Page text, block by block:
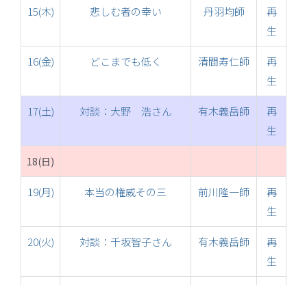
15(木) 悲しむ者の幸い 丹羽均師
再
生
16(金) どこまでも低く 清間寿仁師
再
生
17(土) 対談：大野 浩さん 有木義岳師
再
生
18(日)
19(月) 本当の権威その三 前川隆一師
再
生
20(火) 対談：千坂智子さん 有木義岳師
再
生